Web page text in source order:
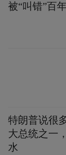
被“叫错”百
特朗普说很
大总统之一
水